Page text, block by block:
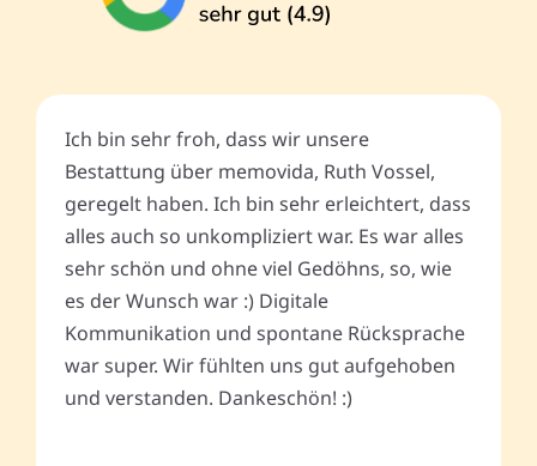
Ich bin sehr froh, dass wir unsere
Bestattung über memovida, Ruth Vossel,
geregelt haben. Ich bin sehr erleichtert, dass
alles auch so unkompliziert war. Es war alles
sehr schön und ohne viel Gedöhns, so, wie
es der Wunsch war :) Digitale
Kommunikation und spontane Rücksprache
war super. Wir fühlten uns gut aufgehoben
und verstanden. Dankeschön! :)